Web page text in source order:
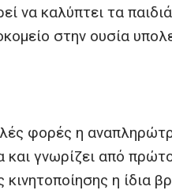
να καλύπτει τα
στην ουσία
φορές η
γνωρίζει από
η ίδια